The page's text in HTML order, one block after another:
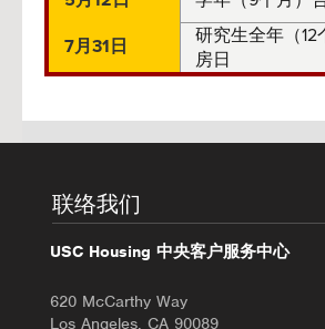
7月31日
研究生全年（12
房日
联络我们
USC Housing 中央客户服务中心
620 McCarthy Way
Los Angeles, CA 90089